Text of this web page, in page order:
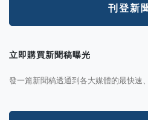
刊登新
立即購買新聞稿曝光
發一篇新聞稿透通到各大媒體的最快速